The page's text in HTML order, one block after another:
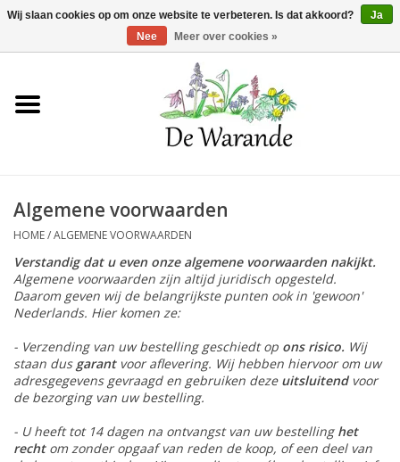
Winkelwagen >0 Artikelen - €0,00
Home
Voorjaarsbloeiers
Zomerbloeiers
Herfstbloeiers
Schaduwplanten
Algemene voorwaarden
HOME/ALGEMENE VOORWAARDEN
Verstandig dat u even onze algemene voorwaarden nakijkt.
Algemene voorwaarden zijn altijd juridisch opgesteld.
Daarom geven wij de belangrijkste punten ook in 'gewoon'
Nederlands. Hier komen ze:
- Verzending van uw bestelling geschiedt op ons risico. Wij
staan dus garantvoor aflevering. Wij hebben hiervoor om uw
adresgegevens gevraagd en gebruiken deze uitsluitendvoor
de bezorging van uw bestelling.
- U heeft tot 14 dagen na ontvangst van uw bestelling het
rechtom zonder opgaaf van reden de koop, of een deel van
Wij slaan cookies op om onze website te verbeteren. Is dat akkoord?
Ja
Nee
Meer over cookies »